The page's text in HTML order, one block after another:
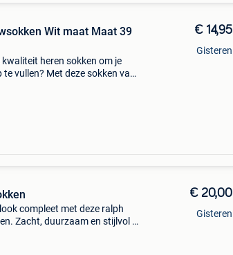
Wit maat Maat 39
heren sokken om je
te vullen? Met deze sokken van
€ 14,95
Gisteren
compleet met deze ralph
Zacht, duurzaam en stijlvol –
€ 20,00
Gisteren